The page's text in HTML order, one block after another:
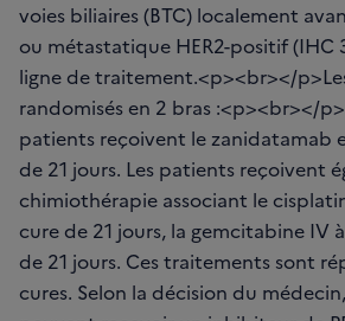
voies biliaires (BTC) localement
ou métastatique HER2-positif (IHC
ligne de traitement.<p><br></
randomisés en 2 bras :<p><br></
patients reçoivent le zanidatamab
de 21 jours. Les patients reçoivent
chimiothérapie associant le
cure de 21 jours, la gemcitabine IV
de 21 jours. Ces traitements sont
cures. Selon la décision du